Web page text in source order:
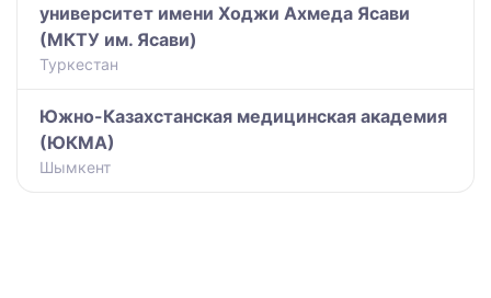
университет имени Ходжи Ахмеда Ясави
(МКТУ им. Ясави)
Туркестан
Южно-Казахстанская медицинская академия
(ЮКМА)
Шымкент